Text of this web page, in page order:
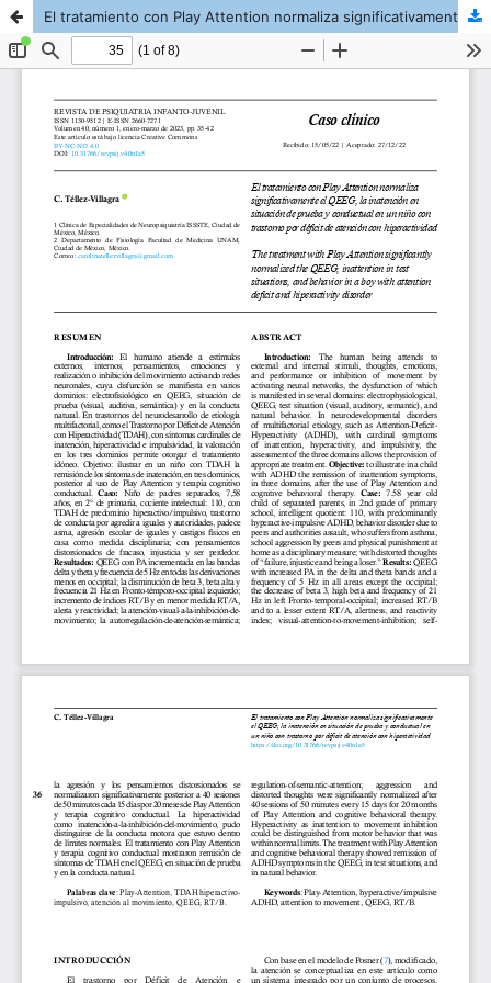
El tratamiento con Play Attention normaliza significativamente el QEEG, la inatención en situación de prueba y conductual en un niño con trastorno por déficit de atención con hiperactividad